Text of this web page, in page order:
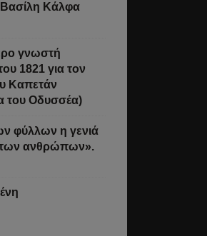
Κάλφα
γνωστή
1821 για τον
Καπετάν
του Οδυσσέα)
φύλλων η γενιά
των ανθρώπων».